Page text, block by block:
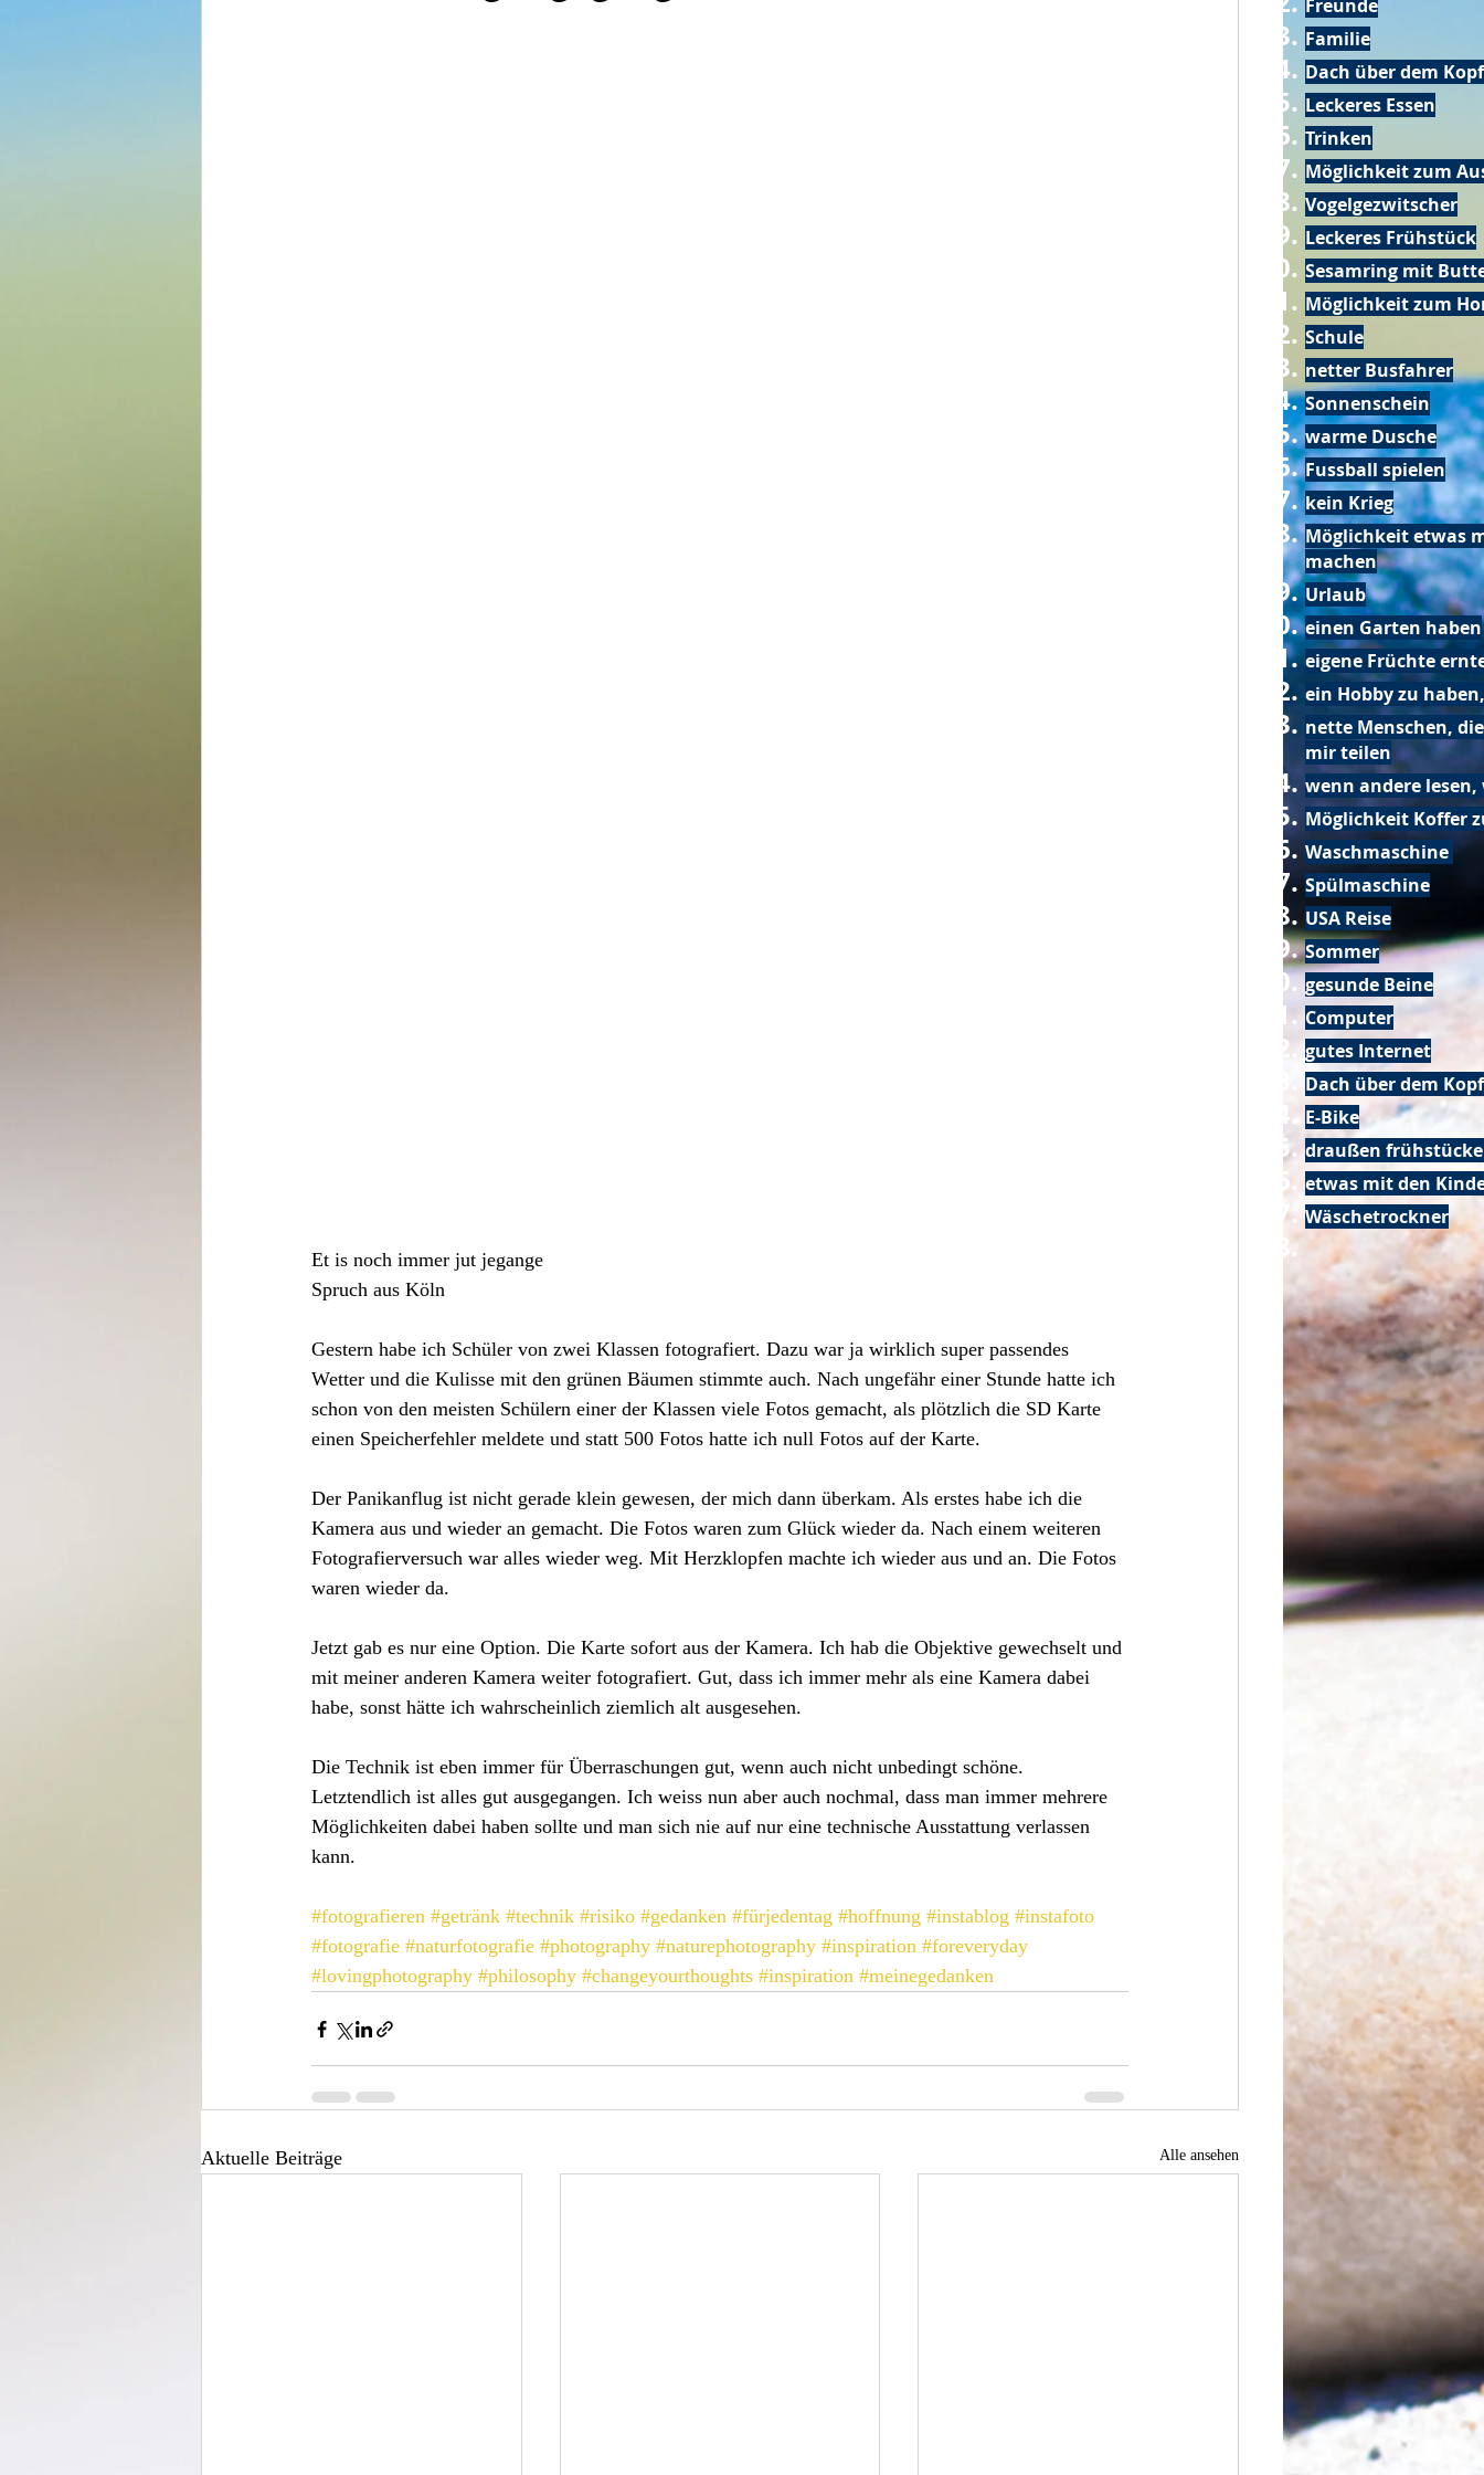
Et is noch immer jut jegange
Spruch aus Köln
Gestern habe ich Schüler von zwei Klassen fotografiert. Dazu war ja wirklich super passendes
Wetter und die Kulisse mit den grünen Bäumen stimmte auch. Nach ungefähr einer Stunde hatte ich
schon von den meisten Schülern einer der Klassen viele Fotos gemacht, als plötzlich die SD Karte
einen Speicherfehler meldete und statt 500 Fotos hatte ich null Fotos auf der Karte.
Der Panikanflug ist nicht gerade klein gewesen, der mich dann überkam. Als erstes habe ich die
Kamera aus und wieder an gemacht. Die Fotos waren zum Glück wieder da. Nach einem weiteren
Fotografierversuch war alles wieder weg. Mit Herzklopfen machte ich wieder aus und an. Die Fotos
waren wieder da.
Jetzt gab es nur eine Option. Die Karte sofort aus der Kamera. Ich hab die Objektive gewechselt und
mit meiner anderen Kamera weiter fotografiert. Gut, dass ich immer mehr als eine Kamera dabei
habe, sonst hätte ich wahrscheinlich ziemlich alt ausgesehen.
Die Technik ist eben immer für Überraschungen gut, wenn auch nicht unbedingt schöne.
Letztendlich ist alles gut ausgegangen. Ich weiss nun aber auch nochmal, dass man immer mehrere
Möglichkeiten dabei haben sollte und man sich nie auf nur eine technische Ausstattung verlassen
kann.
#fotografieren #getränk #technik #risiko #gedanken #fürjedentag #hoffnung #instablog #instafoto
#fotografie #naturfotografie #photography #naturephotography #inspiration #foreveryday
#lovingphotography #philosophy #changeyourthoughts #inspiration #meinegedanken
Aktuelle Beiträge Alle ansehen
Freunde
Familie
Dach über dem Kopf
Leckeres Essen
Trinken
Möglichkeit zum
Vogelgezwitscher
Leckeres Frühstück
Sesamring mit
Möglichkeit zum
Schule
netter Busfahrer
Sonnenschein
warme Dusche
Fussball spielen
kein Krieg
Möglichkeit etwas
machen
Urlaub
einen Garten haben
eigene Früchte
ein Hobby zu
nette Menschen,
mir teilen
wenn andere lesen,
Möglichkeit Koffer
Waschmaschine
Spülmaschine
USA Reise
Sommer
gesunde Beine
Computer
gutes Internet
Dach über dem Kopf
E-Bike
draußen
etwas mit den
Wäschetrockner